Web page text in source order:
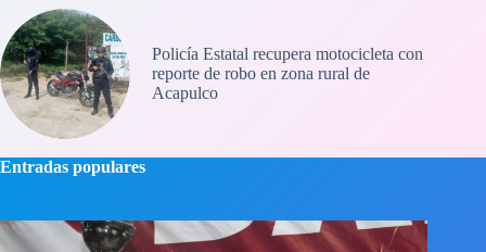
Policía Estatal recupera motocicleta con
reporte de robo en zona rural de
Acapulco
Entradas populares